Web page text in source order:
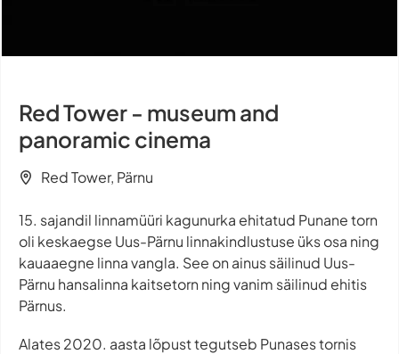
Red Tower - museum and
panoramic cinema
Red Tower, Pärnu
15. sajandil linnamüüri kagunurka ehitatud Punane torn
oli keskaegse Uus-Pärnu linnakindlustuse üks osa ning
kauaaegne linna vangla. See on ainus säilinud Uus-
Pärnu hansalinna kaitsetorn ning vanim säilinud ehitis
Pärnus.
Alates 2020. aasta lõpust tegutseb Punases tornis